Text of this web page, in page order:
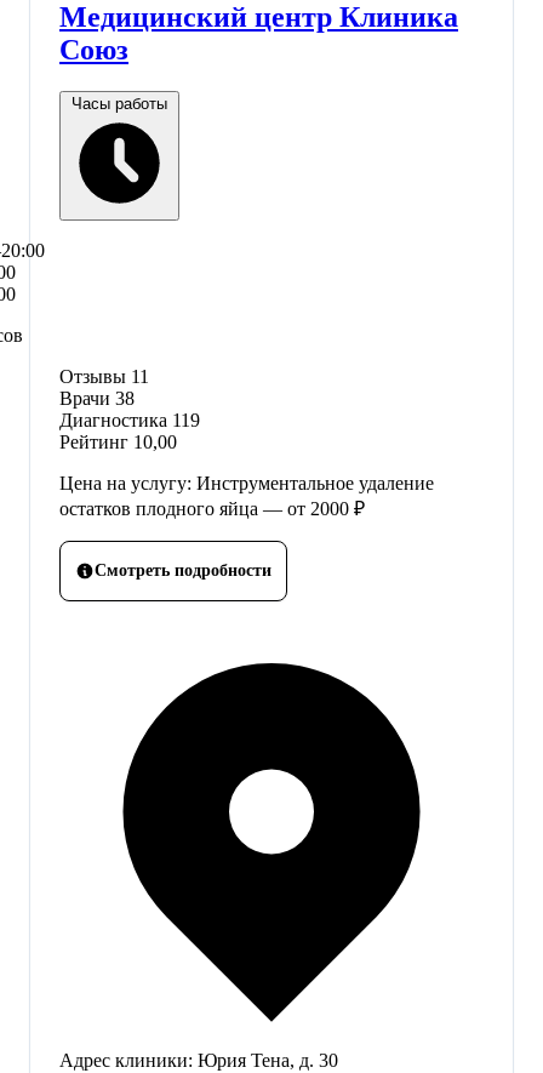
Медицинский центр Клиника
Союз
Часы работы
Отзывы 11
Врачи 38
Диагностика 119
Рейтинг 10,00
Цена на услугу: Инструментальное удаление
остатков плодного яйца — от 2000 ₽
Смотреть подробности
Адрес клиники: Юрия Тена, д. 30